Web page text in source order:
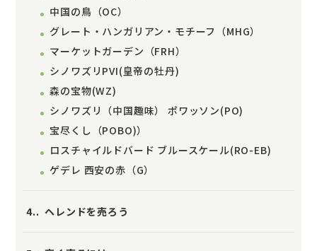
中国の鳥（OC）
グレート・ハンガリアン・モチーフ（MHG）
マーケットガーデン（FRH）
シノワズリPVI(皇帝の牡丹)
森の宝物(WZ)
シノワズリ（中国趣味） ポワッソン(PO)
宝尽くし（POBO)）
ロスチャイルドバード ブルースケール(RO-EB)
ゲデレ 西安の赤（G）
4. ヘレンドを売ろう